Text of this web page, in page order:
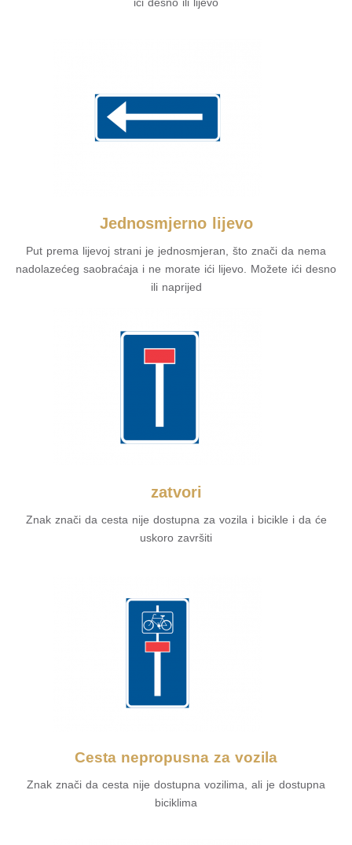
Jednosmjerno lijevo
Put prema lijevoj strani je jednosmjeran, što znači da nema
nadolazećeg saobraćaja i ne morate ići lijevo. Možete ići desno
ili naprijed
zatvori
Znak znači da cesta nije dostupna za vozila i bicikle i da će
uskoro završiti
Cesta nepropusna za vozila
Znak znači da cesta nije dostupna vozilima, ali je dostupna
biciklima